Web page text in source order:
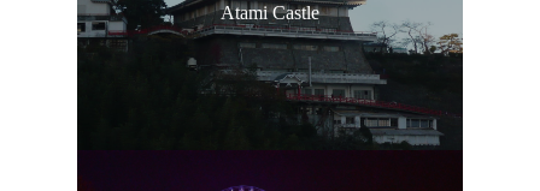
Atami Castle